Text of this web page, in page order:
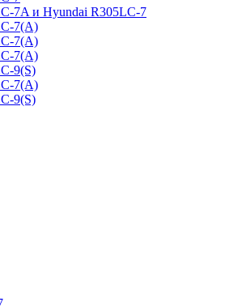
7A и Hyundai R305LC-7
7(A)
7(A)
7(A)
9(S)
7(A)
9(S)